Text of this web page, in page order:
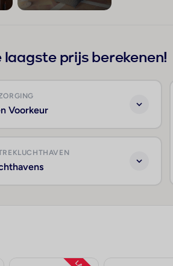
laagste prijs berekenen!
Voorkeur